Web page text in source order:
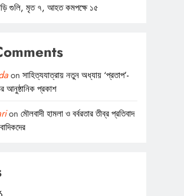
গুলি, মৃত ৭, আহত কমপক্ষে ১৫
onসাহিত্যযাত্রায় নতুন অধ্যায় ‘প্রতাপ’-
আনুষ্ঠানিক প্রকাশ
onমৌলবাদী হামলা ও বর্বরতার তীব্র প্রতিবাদ